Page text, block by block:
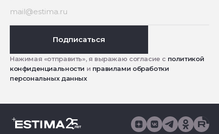
Подписаться
Нажимая «отправить», я выражаю согласие с политикой
конфиденциальности и правилами обработки
персональных данных